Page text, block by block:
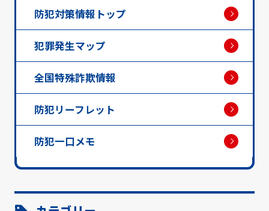
防犯対策情報トップ
犯罪発生マップ
全国特殊詐欺情報
防犯リーフレット
防犯一口メモ